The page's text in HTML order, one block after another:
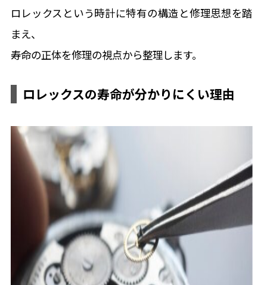
ロレックスという時計に特有の構造と修理思想を踏
まえ、
寿命の正体を修理の視点から整理します。
ロレックスの寿命が分かりにくい理由